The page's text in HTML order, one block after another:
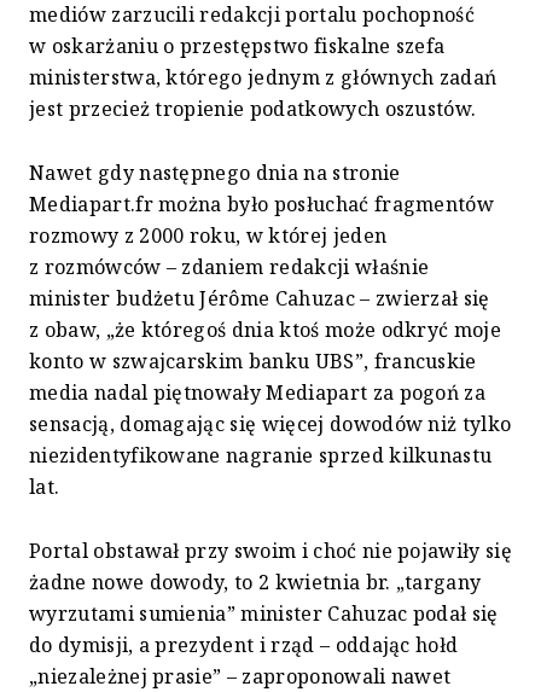
mediów zarzucili redakcji portalu pochopność
w oskarżaniu o przestępstwo fiskalne szefa
ministerstwa, którego jednym z głównych zadań
jest przecież tropienie podatkowych oszustów.
Nawet gdy następnego dnia na stronie
Mediapart.fr można było posłuchać fragmentów
rozmowy z 2000 roku, w której jeden
z rozmówców – zdaniem redakcji właśnie
minister budżetu Jérôme Cahuzac – zwierzał się
z obaw, „że któregoś dnia ktoś może odkryć moje
konto w szwajcarskim banku UBS”, francuskie
media nadal piętnowały Mediapart za pogoń za
sensacją, domagając się więcej dowodów niż tylko
niezidentyfikowane nagranie sprzed kilkunastu
lat.
Portal obstawał przy swoim i choć nie pojawiły się
żadne nowe dowody, to 2 kwietnia br. „targany
wyrzutami sumienia” minister Cahuzac podał się
do dymisji, a prezydent i rząd – oddając hołd
„niezależnej prasie” – zaproponowali nawet